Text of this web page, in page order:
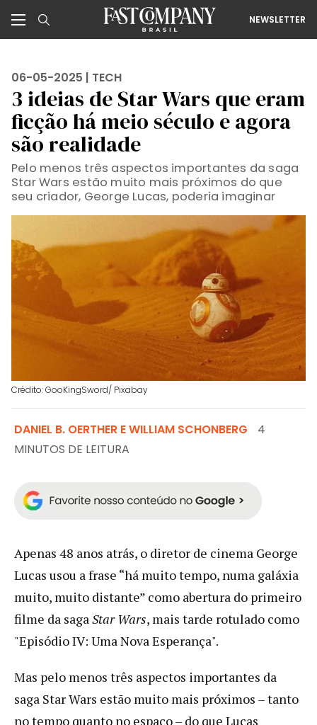
NEWSLETTER
06-05-2025 | TECH
3 ideias de Star Wars que eram
ficção há meio século e agora
são realidade
Pelo menos três aspectos importantes da saga
Star Wars estão muito mais próximos do que
seu criador, George Lucas, poderia imaginar
Crédito: GooKingSword/ Pixabay
DANIEL B. OERTHER E WILLIAM SCHONBERG
4
MINUTOS DE LEITURA
Apenas 48 anos atrás, o diretor de cinema George
Lucas usou a frase “há muito tempo, numa galáxia
muito, muito distante” como abertura do primeiro
filme da sagaStar Wars, mais tarde rotulado como
"Episódio IV: Uma Nova Esperança".
Mas pelo menos três aspectos importantes da
saga Star Wars estão muito mais próximos – tanto
no tempo quanto no espaço – do que Lucas